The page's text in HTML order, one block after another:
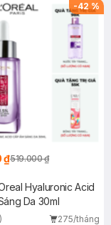
-42 %
₫519.000 ₫
Hyaluronic Acid
Da 30ml
275/tháng